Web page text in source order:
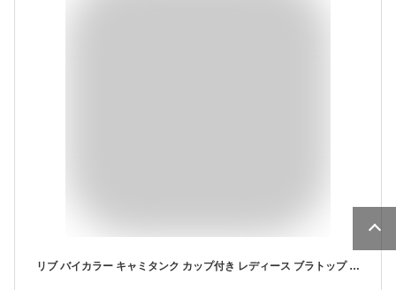
リブ バイカラー キャミタンク カップ付き レディース ブラトップ キャミソール タンクトップ キャミタンクトップ リブ生地 クール かわいい ブラ インナー おしゃれ 見せるタンクトップ 大きいサイズ 無地 黒 茶色 ブラック ブラウン